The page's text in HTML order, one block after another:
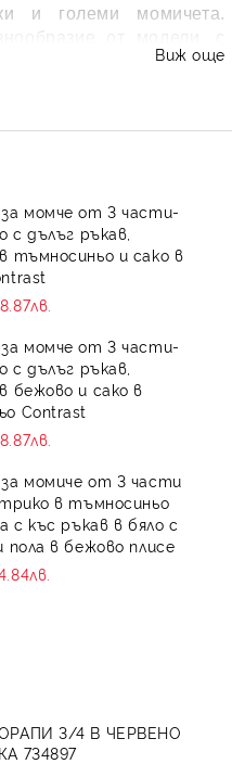
и големи момичета.
от модели, с
изработени от нежни
Къси панталонки,
- моделите са много,
и повод. Изборът е във
да се съобразите с
и да обърнете внимание
то, за да бъде
още по-голяма.
ви гарантираме, че ще
чувства като истинска
Виж още
момче от 3 части-
с дълъг ръкав,
тъмносиньо и сако в
момче от 3 части-
с дълъг ръкав,
бежово и сако в
Contrast
момиче от 3 части
в тъмносиньо
с къс ръкав в бяло с
пола в бежово плисе
3/4 В ЧЕРВЕНО
734897